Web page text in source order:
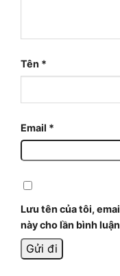
Tên *
Email *
Lưu tên của tôi,
này cho lần bình